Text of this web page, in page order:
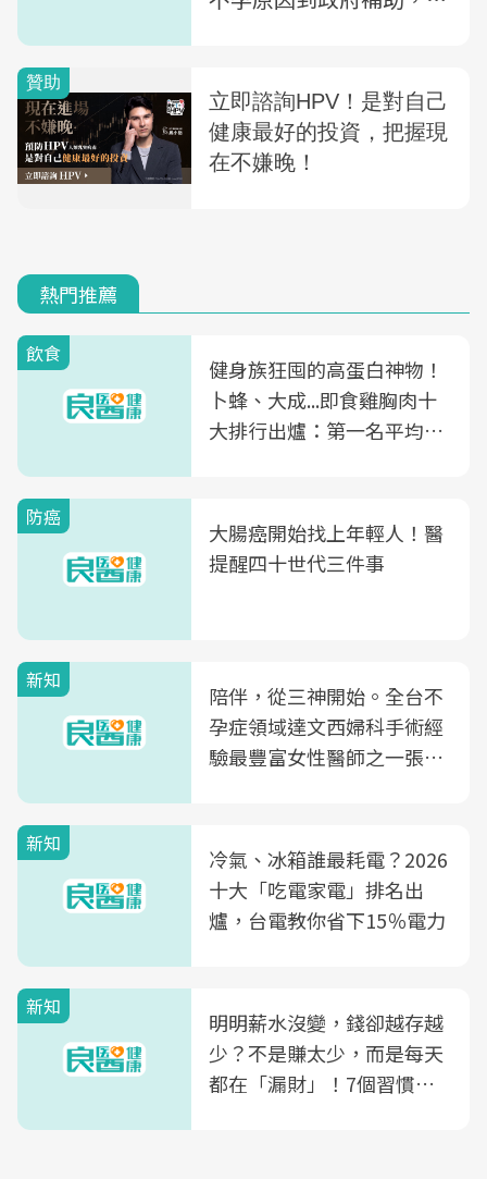
熱門推薦
飲食
健身族狂囤的高蛋白神物！
卜蜂、大成...即食雞胸肉十
大排行出爐：第一名平均一
防癌
大腸癌開始找上年輕人！醫
提醒四十世代三件事
新知
陪伴，從三神開始。全台不
孕症領域達文西婦科手術經
驗最豐富女性醫師之一張永
光田醫院建構360度女性健
康照護生態圈
新知
冷氣、冰箱誰最耗電？2026
十大「吃電家電」排名出
爐，台電教你省下15％電力
新知
明明薪水沒變，錢卻越存越
少？不是賺太少，而是每天
都在「漏財」！7個習慣一